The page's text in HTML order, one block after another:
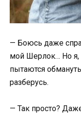
— Боюсь даже
мой Шерлок… Но я,
пытаются
разберусь.
— Так просто?